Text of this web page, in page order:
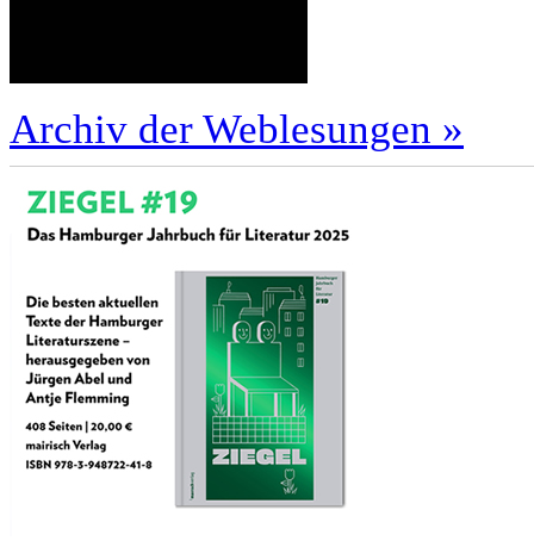
Archiv der Weblesungen »